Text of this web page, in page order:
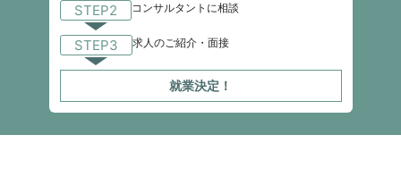
STEP2 コンサルタントに相談
STEP3 求人のご紹介・面接
就業決定！